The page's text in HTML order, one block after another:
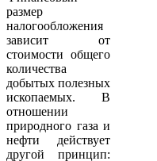
размер
налогообложения
зависит от
стоимости общего
количества
добытых полезных
ископаемых. В
отношении
природного газа и
нефти действует
другой принцип: